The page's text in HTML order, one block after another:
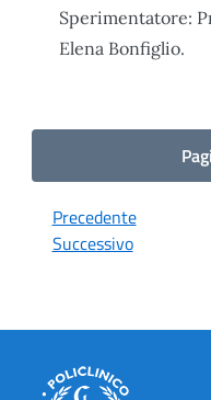
Sperimentatore:
Elena Bonfiglio.
Precedente
Successivo